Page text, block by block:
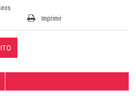
Imprimir